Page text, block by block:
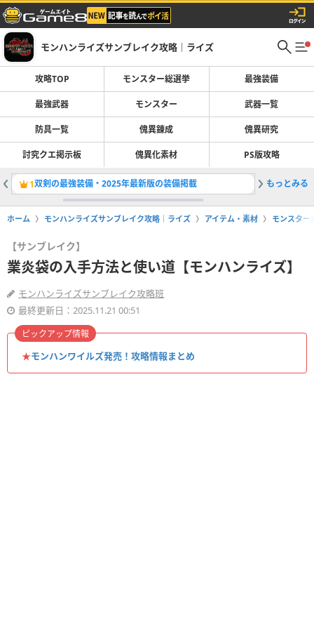
モンハンライズサンブレイク攻略｜ライズ
攻略TOP モンスター総選挙 最強装備
最強武器 モンスター 武器一覧
防具一覧 傀異錬成 傀異研究
討究クエ掲示板 傀異化素材 PS版攻略
1双剣の最強装備・2025年最新版の装備掲載 2ヘビィ
もっとみる
ホーム モンハンライズサンブレイク攻略｜ライズ アイテム・素材 モンスター
【サンブレイク】
業炎袋の入手方法と使い道【モンハンライズ】
モンハンライズサンブレイク攻略班
最終更新日：2025.11.21 00:51
★モンハンワイルズ発売！攻略情報まとめ
ピックアップ情報